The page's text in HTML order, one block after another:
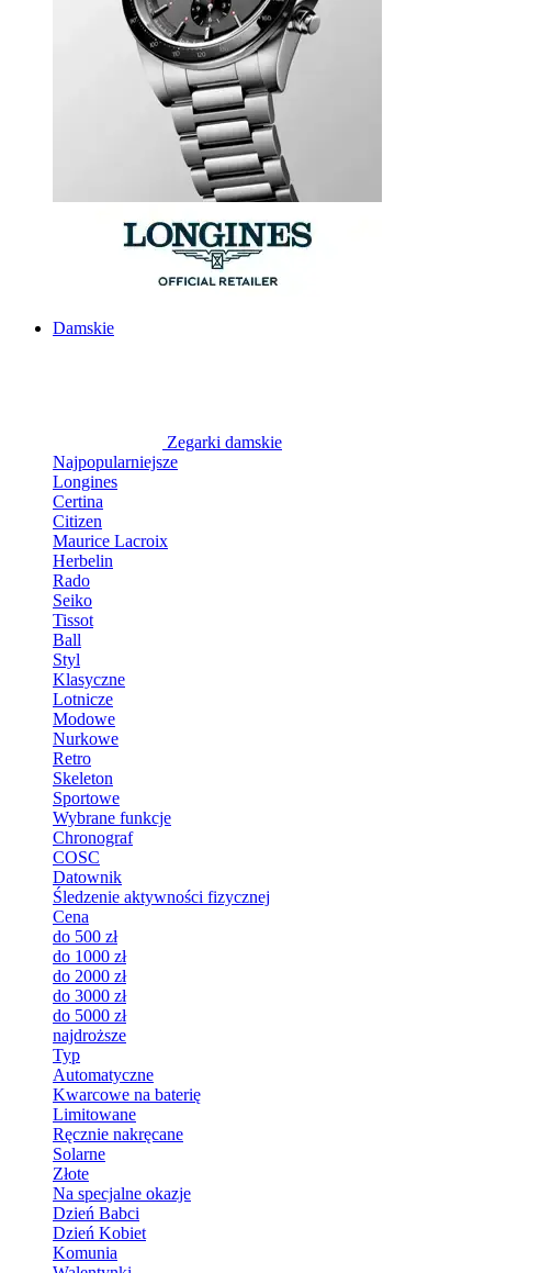
Damskie
Zegarki damskie
Najpopularniejsze
Longines
Certina
Citizen
Maurice Lacroix
Herbelin
Rado
Seiko
Tissot
Ball
Styl
Klasyczne
Lotnicze
Modowe
Nurkowe
Retro
Skeleton
Sportowe
Wybrane funkcje
Chronograf
COSC
Datownik
Śledzenie aktywności fizycznej
Cena
do 500 zł
do 1000 zł
do 2000 zł
do 3000 zł
do 5000 zł
najdroższe
Typ
Automatyczne
Kwarcowe na baterię
Limitowane
Ręcznie nakręcane
Solarne
Złote
Na specjalne okazje
Dzień Babci
Dzień Kobiet
Komunia